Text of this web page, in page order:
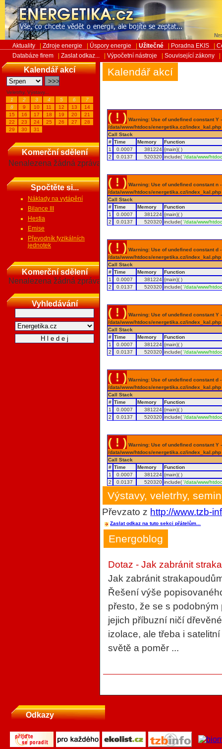
Aktuality Zdroje energie Úspory energie Užitečné Poradna EKIS
Databáze firem
Zaslat odkaz... Výpočetní nástroje Související zákony
Kalendář akcí
Veletrhy, Výstavy...
1
2 3 4 5 6
7
8
9 10 11 12 13
14
15
16 17 18 19 20
21
22
23 24 25 26 27
28
29
30 31
Komerční sdělení
Nenalezena žádná zpráva
Spočtěte si...
Náklady na vytápění
Bilance III
Hestia
Emise
Převodník fyzikálních
jednotek
Komerční sdělení
Nenalezena žádná zpráva
Vyhledávání
Kalendář akcí
( ! ) Warning: Use of undefined constant
/data/www/htdocs/energetika.cz/
Call Stack
# Time Memory
Function
1
0.0007 381224 {main}( )
2
0.0137 520320 include('/data/www/
( ! ) Warning: Use of undefined constant
/data/www/htdocs/energetika.cz/
Call Stack
# Time Memory
Function
1
0.0007 381224 {main}( )
2
0.0137 520320 include('/data/www/
( ! ) Warning: Use of undefined constant
/data/www/htdocs/energetika.cz/
Call Stack
# Time Memory
Function
1
0.0007 381224 {main}( )
2
0.0137 520320 include('/data/www/
( ! ) Warning: Use of undefined constant
/data/www/htdocs/energetika.cz/
Call Stack
# Time Memory
Function
1
0.0007 381224 {main}( )
2
0.0137 520320 include('/data/www/
( ! ) Warning: Use of undefined constant
/data/www/htdocs/energetika.cz/
Call Stack
# Time Memory
Function
1
0.0007 381224 {main}( )
2
0.0137 520320 include('/data/www/
( ! ) Warning: Use of undefined constant
/data/www/htdocs/energetika.cz/
Call Stack
# Time Memory
Function
1
0.0007 381224 {main}( )
2
0.0137 520320 include('/data/www/
Výstavy, veletrhy,
Převzato z http://www.tzb-
Zaslat odkaz na tuto sekci přátelům...
Energoblog
Dotaz - Jak zabránit
Jak zabránit
Řešení výše
přesto, že se s
jejich příbuzní ničí
izolace, ale třeba i
světě a poměr ...
Odkazy